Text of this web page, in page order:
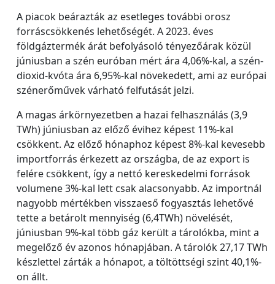
A piacok beárazták az esetleges további orosz
forráscsökkenés lehetőségét. A 2023. éves
földgáztermék árát befolyásoló tényezőárak közül
júniusban a szén euróban mért ára 4,06%-kal, a szén-
dioxid-kvóta ára 6,95%-kal növekedett, ami az európai
szénerőművek várható felfutását jelzi.
A magas árkörnyezetben a hazai felhasználás (3,9
TWh) júniusban az előző évihez képest 11%-kal
csökkent. Az előző hónaphoz képest 8%-kal kevesebb
importforrás érkezett az országba, de az export is
felére csökkent, így a nettó kereskedelmi források
volumene 3%-kal lett csak alacsonyabb. Az importnál
nagyobb mértékben visszaeső fogyasztás lehetővé
tette a betárolt mennyiség (6,4TWh) növelését,
júniusban 9%-kal több gáz került a tárolókba, mint a
megelőző év azonos hónapjában. A tárolók 27,17 TWh
készlettel zárták a hónapot, a töltöttségi szint 40,1%-
on állt.